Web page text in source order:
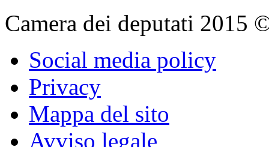
Camera dei deputati
Social media policy
Privacy
Mappa del sito
Avviso legale